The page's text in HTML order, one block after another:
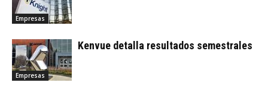
Empresas
Empresas
Kenvue detalla resultados semestrales